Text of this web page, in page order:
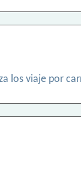
los viaje por